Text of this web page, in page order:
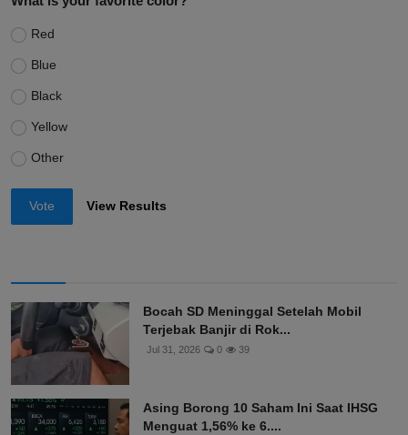
Red
Blue
Black
Yellow
Other
Vote View Results
Bocah SD Meninggal Setelah Mobil
Terjebak Banjir di Rok...
Jul 31, 2026 0 39
Asing Borong 10 Saham Ini Saat IHSG
Menguat 1,56% ke 6....